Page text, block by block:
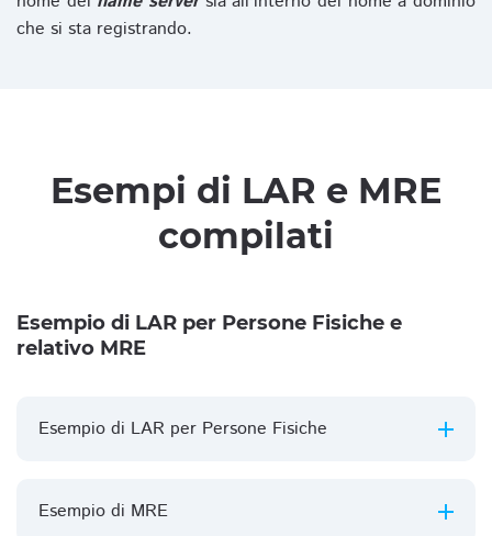
che si sta registrando.
Esempi di LAR e MRE
compilati
Esempio di LAR per Persone Fisiche e
relativo MRE
Esempio di LAR per Persone Fisiche
Esempio di MRE